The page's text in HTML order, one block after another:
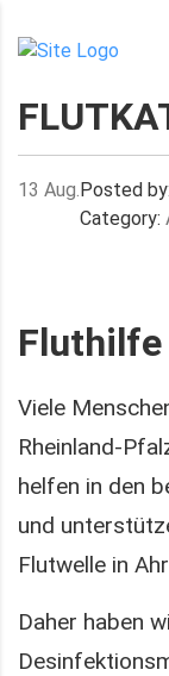
13 Aug.Posted by:
Category:
Fluthilfe
Viele
Rheinland-
helfen in den
und
Flutwelle in
Daher haben